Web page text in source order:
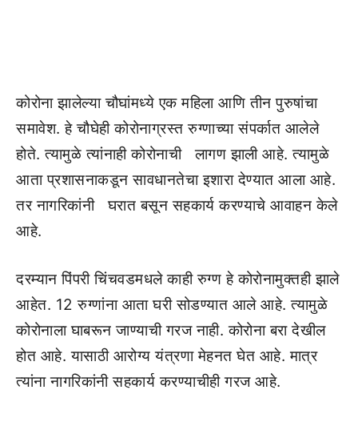
कोरोना झालेल्या चौघांमध्ये एक महिला आणि तीन पुरुषांचा
समावेश. हे चौघेही कोरोनाग्रस्त रुग्णाच्या संपर्कात आलेले
होते. त्यामुळे त्यांनाही कोरोनाची लागण झाली आहे. त्यामुळे
आता प्रशासनाकडून सावधानतेचा इशारा देण्यात आला आहे.
तर नागरिकांनी घरात बसून सहकार्य करण्याचे आवाहन केले
आहे.
दरम्यान पिंपरी चिंचवडमधले काही रुग्ण हे कोरोनामुक्तही झाले
आहेत. 12 रुग्णांना आता घरी सोडण्यात आले आहे. त्यामुळे
कोरोनाला घाबरून जाण्याची गरज नाही. कोरोना बरा देखील
होत आहे. यासाठी आरोग्य यंत्रणा मेहनत घेत आहे. मात्र
त्यांना नागरिकांनी सहकार्य करण्याचीही गरज आहे.